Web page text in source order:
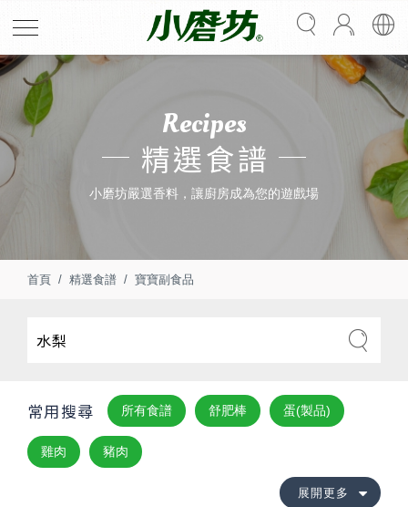
Recipes
精選食譜
小磨坊嚴選香料，讓廚房成為您的遊戲場
首頁 精選食譜 寶寶副食品
常用搜尋 所有食譜 舒肥棒 蛋(製品)
雞肉 豬肉
展開更多